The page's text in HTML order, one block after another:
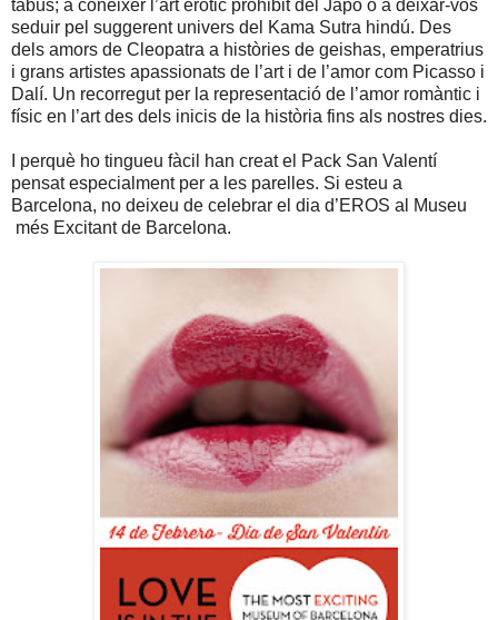
tabús; a conèixer l’art eròtic prohibit del Japó o a deixar-vos
seduir pel suggerent univers del Kama Sutra hindú. Des
dels amors de Cleopatra a històries de geishas, emperatrius
i grans artistes apassionats de l’art i de l’amor com Picasso i
Dalí. Un recorregut per la representació de l’amor romàntic i
físic en l’art des dels inicis de la història fins als nostres dies.
I perquè ho tingueu fàcil han creat el Pack San Valentí
pensat especialment per a les parelles. Si esteu a
Barcelona, no deixeu de celebrar el dia d’EROS al Museu
més Excitant de Barcelona.